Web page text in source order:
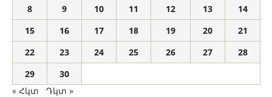
8
9 10 11 12 13
14
15
16 17 18 19 20
21
22
23 24 25 26 27
28
29
30
« Հկտ
Դկտ »